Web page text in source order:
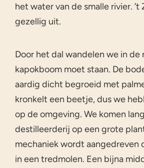
het water van de smalle rivier.
gezellig uit.
Door het dal wandelen we in
kapokboom moet staan. De
aardig dicht begroeid met
kronkelt een beetje, dus we
op de omgeving. We komen
destilleerderij op een grote
mechaniek wordt aangedreven
in een tredmolen. Een bijna